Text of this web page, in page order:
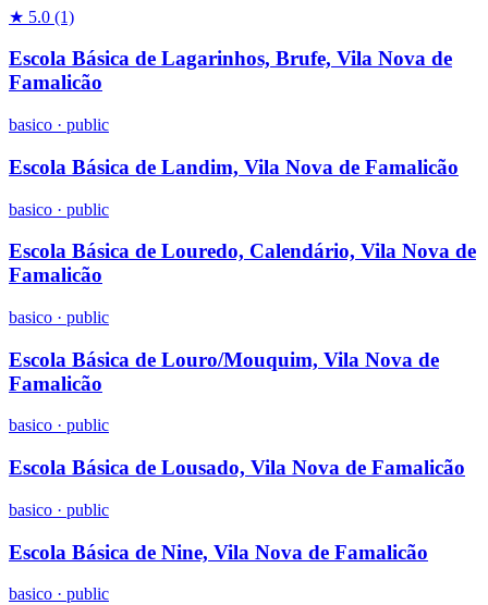
★ 5.0 (1)
Escola Básica de Lagarinhos, Brufe, Vila Nova de
Famalicão
basico · public
Escola Básica de Landim, Vila Nova de Famalicão
basico · public
Escola Básica de Louredo, Calendário, Vila Nova de
Famalicão
basico · public
Escola Básica de Louro/Mouquim, Vila Nova de
Famalicão
basico · public
Escola Básica de Lousado, Vila Nova de Famalicão
basico · public
Escola Básica de Nine, Vila Nova de Famalicão
basico · public